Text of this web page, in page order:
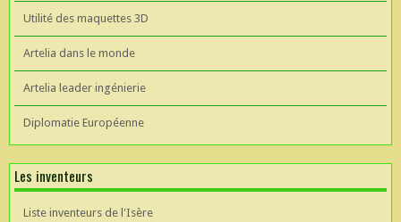
Utilité des maquettes 3D
Artelia dans le monde
Artelia leader ingénierie
Diplomatie Européenne
Les inventeurs
Liste inventeurs de l'Isère